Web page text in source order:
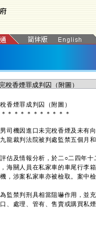
香煙罪成判囚（附圖）
＊ ＊ ＊ ＊ ＊ ＊ ＊ ＊ ＊ ＊ ＊
機因進口未完稅香煙及未有向
龍裁判法院被判處監禁五個月和
及情報分析，於二○二四年十
海關人員在私家車的車尾行李
，涉案私家車亦被檢取。案中
禁判刑具相當阻嚇作用，並充
、處理、管有、售賣或購買私